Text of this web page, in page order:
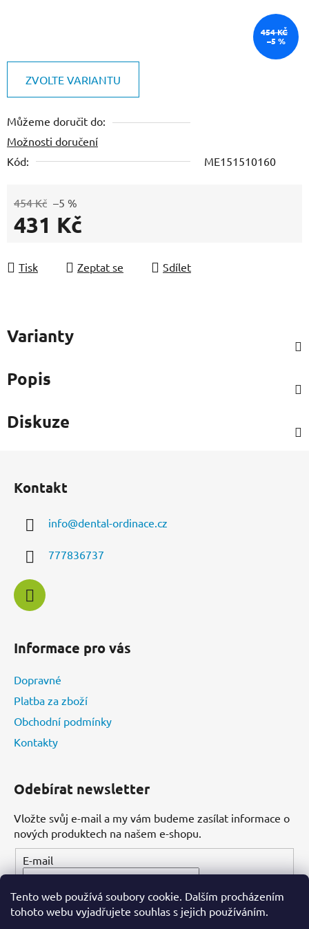
Tento web používá soubory cookie. Dalším procházením
tohoto webu vyjadřujete souhlas s jejich používáním.
ZVOLTE VARIANTU
Můžeme doručit do:
Možnosti doručení
Kód:
ME151510160
454 Kč –5 %
431 Kč
Tisk
Zeptat se Sdílet
454 KČ
–5 %
Varianty
Popis
Diskuze
Kontakt
info@dental-ordinace.cz
777836737
Informace pro vás
Dopravné
Platba za zboží
Obchodní podmínky
Kontakty
Odebírat newsletter
Vložte svůj e-mail a my vám budeme zasílat informace o
nových produktech na našem e-shopu.
E-mail
PŘIHLÁSIT SE